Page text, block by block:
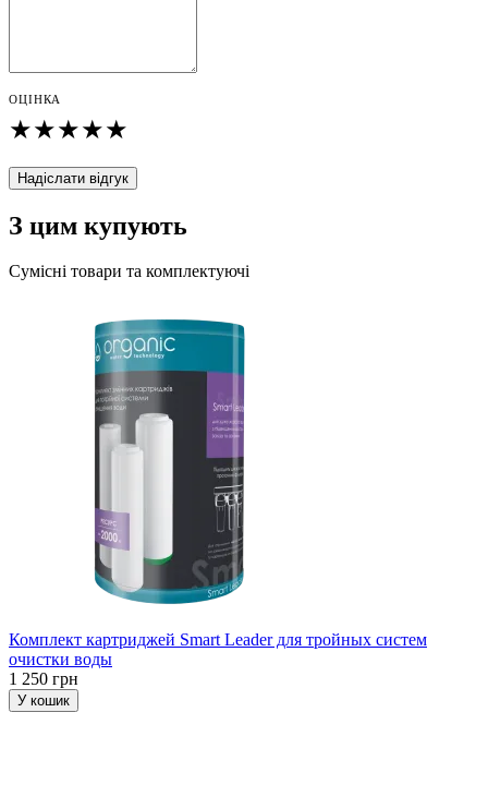
ОЦІНКА
★★★★★
Надіслати відгук
З цим купують
Сумісні товари та комплектуючі
Комплект картриджей Smart Leader для тройных систем
очистки воды
1 250 грн
У кошик